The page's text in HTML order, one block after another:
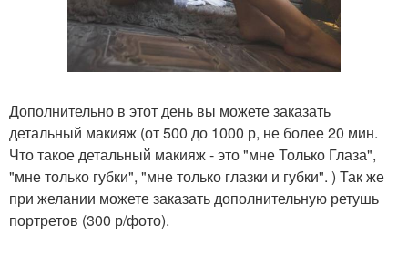
Дополнительно в этот день вы можете заказать
детальный макияж (от 500 до 1000 р, не более 20 мин.
Что такое детальный макияж - это "мне Только Глаза",
"мне только губки", "мне только глазки и губки". ) Так же
при желании можете заказать дополнительную ретушь
портретов (300 р/фото).